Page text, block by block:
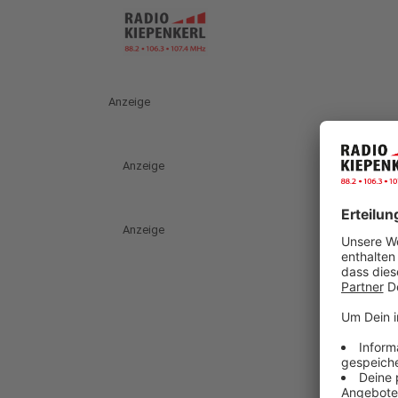
Anzeige
Anzeige
Anzeige